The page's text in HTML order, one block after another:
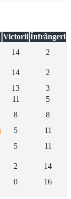
Victorii Înfrângeri
14 2
14
2
13
3
11
5
8
8
5
11
5 11
2
14
0
16